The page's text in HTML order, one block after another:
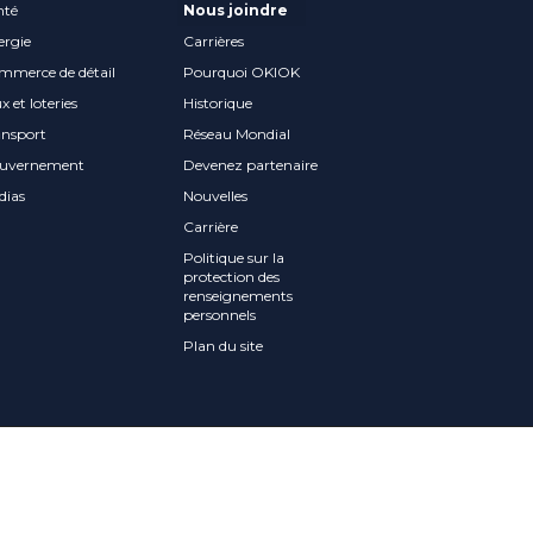
de détail
et loteries
Nous joindre
Carrières
Pourquoi OKIOK
Historique
Réseau Mondial
Devenez partenaire
Nouvelles
Carrière
Politique sur la
protection des
renseignements
personnels
Plan du site